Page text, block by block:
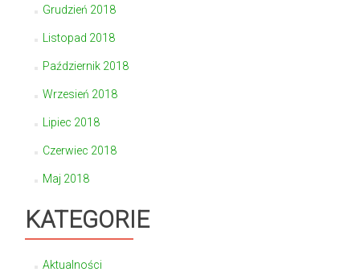
Grudzień 2018
Listopad 2018
Październik 2018
Wrzesień 2018
Lipiec 2018
Czerwiec 2018
Maj 2018
KATEGORIE
Aktualności